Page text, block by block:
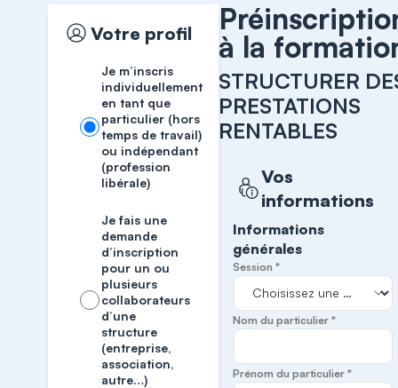
Votre profil
Je m’inscris
individuellement
en tant que
particulier (hors
temps de travail)
ou indépendant
(profession
libérale)
Je fais une
demande
d’inscription
pour un ou
plusieurs
collaborateurs
d’une
structure
(entreprise,
association,
autre…)
à la
STRUCTURER
PRESTATIONS
RENTABLES
Vos
informations
Informations
générales
Session *
Nom du particulier *
Prénom du particulier *